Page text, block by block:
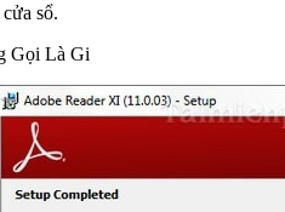
sổ.
Gọi Là Gi